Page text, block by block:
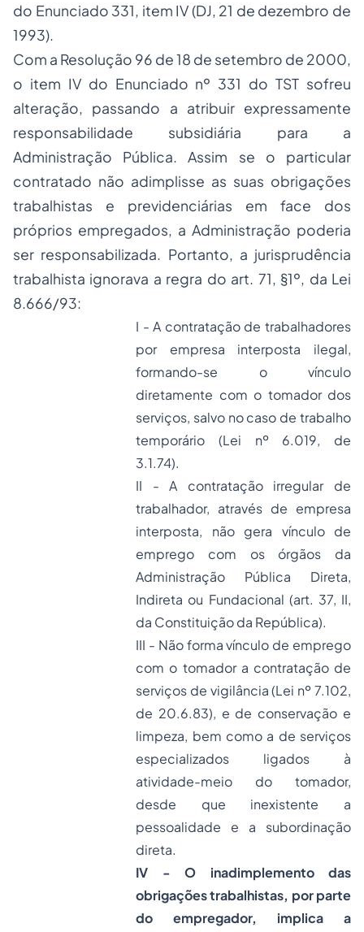
do Enunciado 331, item IV (DJ, 21 de dezembro de
1993).
Com a Resolução 96 de 18 de setembro de 2000,
o item IV do Enunciado nº 331 do TST sofreu
alteração, passando a atribuir expressamente
responsabilidade subsidiária para a
Administração Pública. Assim se o particular
contratado não adimplisse as suas obrigações
trabalhistas e previdenciárias em face dos
próprios empregados, a Administração poderia
ser responsabilizada. Portanto, a jurisprudência
trabalhista ignorava a regra do art. 71, §1º, da Lei
8.666/93:
I - A contratação de trabalhadores
por empresa interposta ilegal,
formando-se o vínculo
diretamente com o tomador dos
serviços, salvo no caso de trabalho
temporário (Lei nº 6.019, de
3.1.74).
II - A contratação irregular de
trabalhador, através de empresa
interposta, não gera vínculo de
emprego com os órgãos da
Administração Pública Direta,
Indireta ou Fundacional (art. 37, II,
da Constituição da República).
III - Não forma vínculo de emprego
com o tomador a contratação de
serviços de vigilância (Lei nº 7.102,
de 20.6.83), e de conservação e
limpeza, bem como a de serviços
especializados ligados à
atividade-meio do tomador,
desde que inexistente a
pessoalidade e a subordinação
direta.
IV - O inadimplemento das
obrigações trabalhistas, por parte
do empregador, implica a